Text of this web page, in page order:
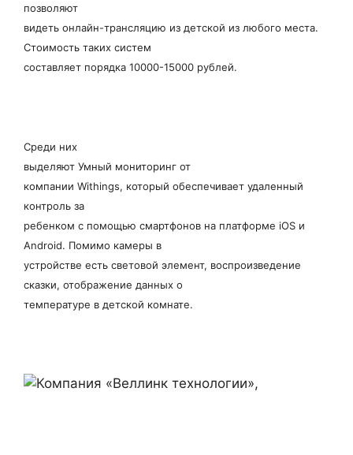
позволяют
видеть онлайн-трансляцию из детской из любого места.
Стоимость таких систем
составляет порядка 10000-15000 рублей.
Среди них
выделяют Умный мониторинг от
компании Withings, который обеспечивает удаленный
контроль за
ребенком с помощью смартфонов на платформе iOS и
Android. Помимо камеры в
устройстве есть световой элемент, воспроизведение
сказки, отображение данных о
температуре в детской комнате.